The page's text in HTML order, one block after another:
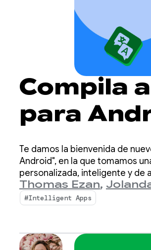
Compila
para
híbrida y
Te damos la bienvenida de
Android", en la que tomamos
personalizada, inteligente y de
Thomas Ezan,
#Intelligent Apps